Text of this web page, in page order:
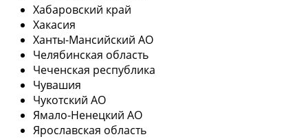
Хабаровский край
Хакасия
Ханты-Мансийский АО
Челябинская область
Чеченская республика
Чувашия
Чукотский АО
Ямало-Ненецкий АО
Ярославская область